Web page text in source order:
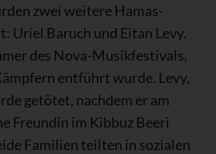
zwei weitere Hamas-
Uriel Baruch und Eitan Levy.
des Nova-Musikfestivals,
entführt wurde. Levy,
getötet, nachdem er am
Freundin im Kibbuz Beeri
Familien teilten in sozialen